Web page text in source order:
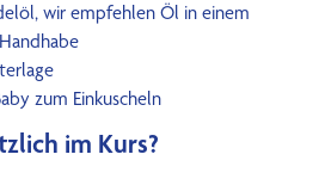
wir empfehlen Öl in einem
zum Einkuscheln
im Kurs?